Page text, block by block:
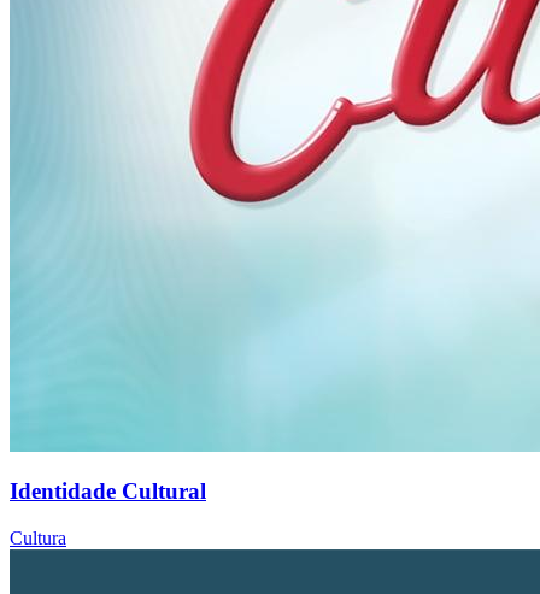
Identidade Cultural
Cultura